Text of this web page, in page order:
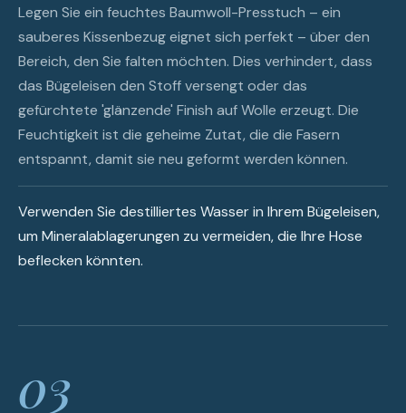
Legen Sie ein feuchtes Baumwoll-Presstuch – ein
sauberes Kissenbezug eignet sich perfekt – über den
Bereich, den Sie falten möchten. Dies verhindert, dass
das Bügeleisen den Stoff versengt oder das
gefürchtete 'glänzende' Finish auf Wolle erzeugt. Die
Feuchtigkeit ist die geheime Zutat, die die Fasern
entspannt, damit sie neu geformt werden können.
Verwenden Sie destilliertes Wasser in Ihrem Bügeleisen,
um Mineralablagerungen zu vermeiden, die Ihre Hose
beflecken könnten.
03